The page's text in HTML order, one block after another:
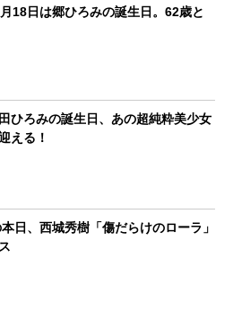
18日は郷ひろみの誕生日。62歳と
ひろみの誕生日、あの超純粋美少女
える！
日、西城秀樹「傷だらけのローラ」